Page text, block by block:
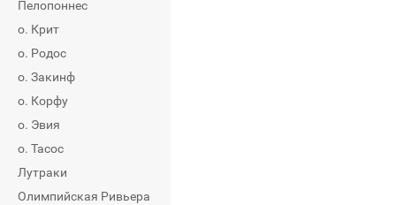
Пелопоннес
о. Крит
о. Родос
о. Закинф
о. Корфу
о. Эвия
о. Тасос
Лутраки
Олимпийская Ривьера